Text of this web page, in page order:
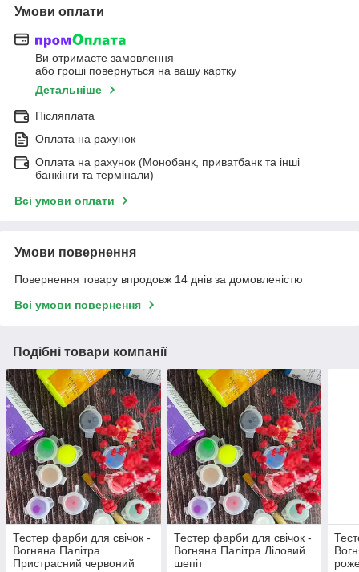
Умови оплати
Ви отримаєте замовлення
або гроші повернуться на вашу картку
Детальніше
Післяплата
Оплата на рахунок
Оплата на рахунок (Монобанк, приватбанк та інші
банкінги та термінали)
Всі умови оплати
Умови повернення
Повернення товару впродовж 14 днів за домовленістю
Всі умови повернення
Подібні товари компанії
Тестер фарби для свічок -
Вогняна Палітра
Пристрасний червоний
Тестер фарби для свічок -
Вогняна Палітра Ліловий
шепіт